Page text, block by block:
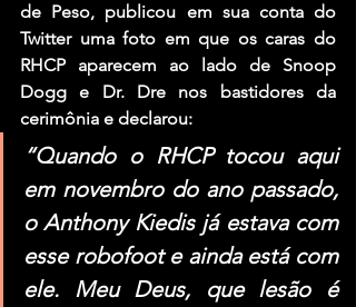
de Peso, publicou em sua conta do
Twitter uma foto em que os caras do
RHCP aparecem ao lado de Snoop
Dogg e Dr. Dre nos bastidores da
cerimônia e declarou:
“Quando o RHCP tocou aqui
em novembro do ano passado,
o Anthony Kiedis já estava com
esse robofoot e ainda está com
ele. Meu Deus, que lesão é